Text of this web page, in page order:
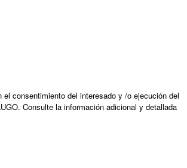
consentimiento del interesado y /o ejecución del
Consulte la información adicional y detallada